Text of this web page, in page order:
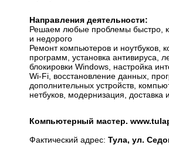
Направления деятельности:
Решаем любые проблемы быстро,
и недорого
Ремонт компьютеров и ноутбуков,
программ, установка антивируса,
блокировки Windows, настройка
Wi-Fi, восстановление данных,
дополнительных устройств,
нетбуков, модернизация, доставка
Компьютерный мастер.
Фактический адрес: Тула, ул.